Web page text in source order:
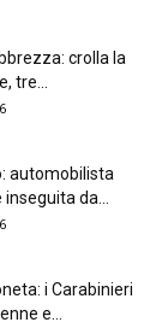
crolla la
tre...
automobilista
da...
i Carabinieri
e...